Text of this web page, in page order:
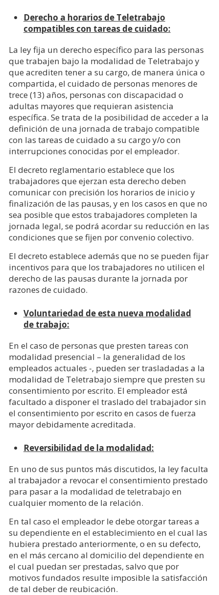
Derecho a horarios de Teletrabajo
compatibles con tareas de cuidado:
La ley fija un derecho específico para las personas
que trabajen bajo la modalidad de Teletrabajo y
que acrediten tener a su cargo, de manera única o
compartida, el cuidado de personas menores de
trece (13) años, personas con discapacidad o
adultas mayores que requieran asistencia
específica. Se trata de la posibilidad de acceder a la
definición de una jornada de trabajo compatible
con las tareas de cuidado a su cargo y/o con
interrupciones conocidas por el empleador.
El decreto reglamentario establece que los
trabajadores que ejerzan esta derecho deben
comunicar con precisión los horarios de inicio y
finalización de las pausas, y en los casos en que no
sea posible que estos trabajadores completen la
jornada legal, se podrá acordar su reducción en las
condiciones que se fijen por convenio colectivo.
El decreto establece además que no se pueden fijar
incentivos para que los trabajadores no utilicen el
derecho de las pausas durante la jornada por
razones de cuidado.
Voluntariedad de esta nueva modalidad
de trabajo:
En el caso de personas que presten tareas con
modalidad presencial – la generalidad de los
empleados actuales -, pueden ser trasladadas a la
modalidad de Teletrabajo siempre que presten su
consentimiento por escrito. El empleador está
facultado a disponer el traslado del trabajador sin
el consentimiento por escrito en casos de fuerza
mayor debidamente acreditada.
Reversibilidad de la modalidad:
En uno de sus puntos más discutidos, la ley faculta
al trabajador a revocar el consentimiento prestado
para pasar a la modalidad de teletrabajo en
cualquier momento de la relación.
En tal caso el empleador le debe otorgar tareas a
su dependiente en el establecimiento en el cual las
hubiera prestado anteriormente, o en su defecto,
en el más cercano al domicilio del dependiente en
el cual puedan ser prestadas, salvo que por
motivos fundados resulte imposible la satisfacción
de tal deber de reubicación.